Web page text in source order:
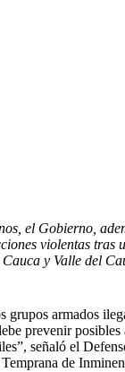
el Gobierno,
violentas tras
y Valle del
grupos armados
prevenir posibles
señaló el
de